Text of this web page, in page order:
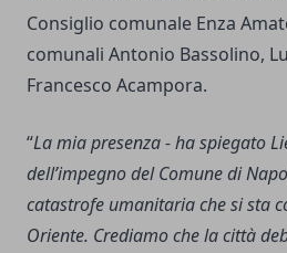
Consiglio comunale Enza
comunali Antonio Bassolino,
Francesco Acampora.
“La mia presenza - ha spiegato
dell’impegno del Comune di
catastrofe umanitaria che si sta
Oriente. Crediamo che la città